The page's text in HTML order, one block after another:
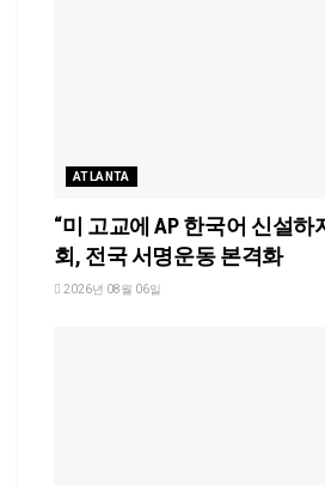
ATLANTA
“미 고교에 AP 한국어 신설하
회, 전국 서명운동 본격화
2026년 08월 06일